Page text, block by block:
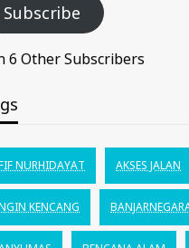
Subscribe
6 Other Subscribers
NURHIDAYAT AKSES JALAN
KENCANG